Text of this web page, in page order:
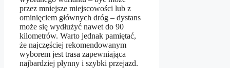
przez mniejsze miejscowości lub z
ominięciem głównych dróg – dystans
może się wydłużyć nawet do 90
kilometrów. Warto jednak pamiętać,
że najczęściej rekomendowanym
wyborem jest trasa zapewniająca
najbardziej płynny i szybki przejazd.